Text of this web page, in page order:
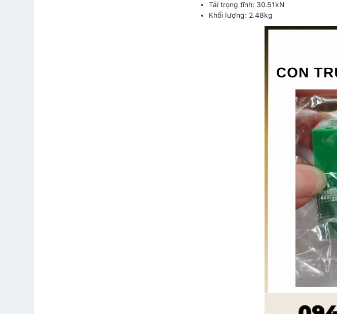
Tải trọng tĩnh: 30.51kN
Khối lượng: 2.48kg